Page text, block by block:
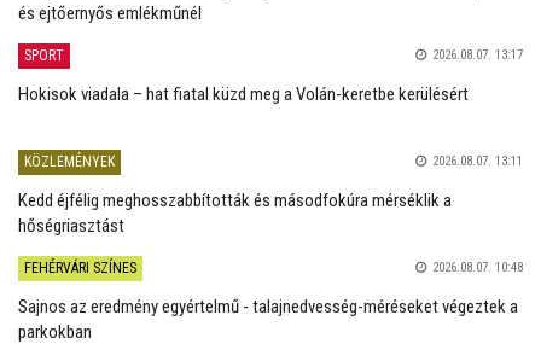
és ejtőernyős emlékműnél
SPORT 2026.08.07. 13:17
Hokisok viadala – hat fiatal küzd meg a Volán-keretbe kerülésért
KÖZLEMÉNYEK 2026.08.07. 13:11
Kedd éjfélig meghosszabbították és másodfokúra mérséklik a
hőségriasztást
FEHÉRVÁRI SZÍNES 2026.08.07. 10:48
Sajnos az eredmény egyértelmű - talajnedvesség-méréseket végeztek a
parkokban